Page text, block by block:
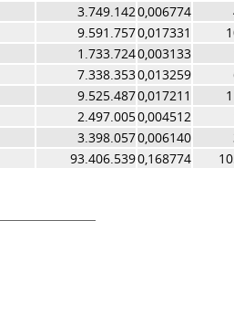
3.749.1420,006774
9.591.7570,017331
1.733.7240,003133
7.338.3530,013259
9.525.4870,017211
2.497.0050,004512
3.398.0570,006140
93.406.5390,168774